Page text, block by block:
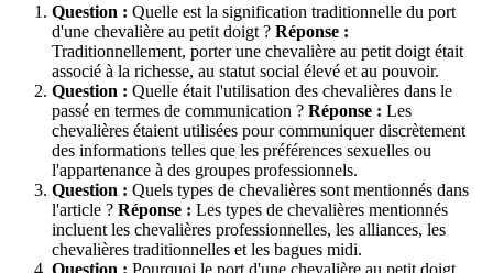
Question : Quelle est la signification traditionnelle du port
d'une chevalière au petit doigt ? Réponse :
Traditionnellement, porter une chevalière au petit doigt était
associé à la richesse, au statut social élevé et au pouvoir.
Question : Quelle était l'utilisation des chevalières dans le
passé en termes de communication ? Réponse : Les
chevalières étaient utilisées pour communiquer discrètement
des informations telles que les préférences sexuelles ou
l'appartenance à des groupes professionnels.
Question : Quels types de chevalières sont mentionnés dans
l'article ? Réponse : Les types de chevalières mentionnés
incluent les chevalières professionnelles, les alliances, les
chevalières traditionnelles et les bagues midi.
Question : Pourquoi le port d'une chevalière au petit doigt